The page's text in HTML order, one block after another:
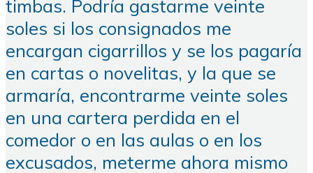
timbas. Podría gastarme veinte
soles si los consignados me
encargan cigarrillos y se los pagaría
en cartas o novelitas, y la que se
armaría, encontrarme veinte soles
en una cartera perdida en el
comedor o en las aulas o en los
excusados, meterme ahora mismo